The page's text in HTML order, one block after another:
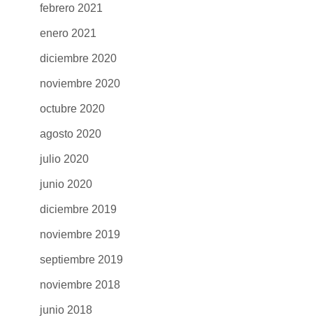
febrero 2021
enero 2021
diciembre 2020
noviembre 2020
octubre 2020
agosto 2020
julio 2020
junio 2020
diciembre 2019
noviembre 2019
septiembre 2019
noviembre 2018
junio 2018